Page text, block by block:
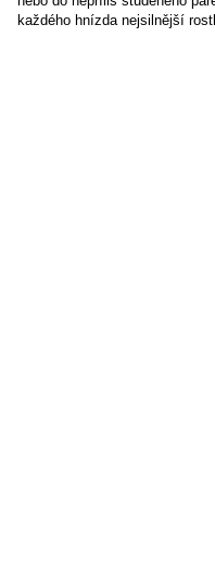
každého hnízda nejsilnější